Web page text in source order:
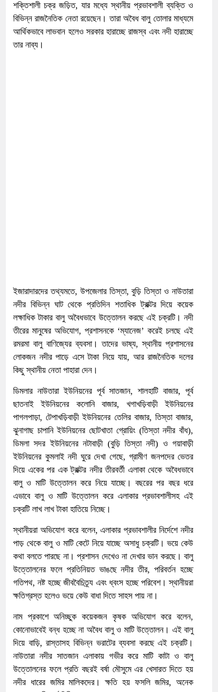
শক্তিশালী চক্র জড়িত, যার মধ্যে স্থানীয় প্রভাবশালী ব্যক্তি ও
বিভিন্ন রাজনৈতিক নেতা রয়েছেন। তারা অবৈধ বালু তোলার মাধ্যমে
আর্থিকভাবে লাভবান হলেও সরকার হারাচ্ছে রাজস্ব এবং নদী হারাচ্ছে
তার নাব্য।
ইজারাদারদের তথ্যমতে, উপজেলার তিস্তা, বুড়ি তিস্তা ও নাউতারা
নদীর বিভিন্ন ঘাট থেকে প্রতিদিন শতাধিক ট্রাক্টর দিয়ে কয়েক
লক্ষাধিক টাকার বালু অবৈধভাবে উত্তোলন করছে এই চক্রটি। নদী
তীরের মানুষের অভিযোগ, প্রশাসনকে ‘ম্যানেজ’ করেই চলছে এই
রমরমা বালু বাণিজ্যের ব্যবসা। তাদের ভাষ্য, স্থানীয় প্রশাসনের
লোকজন নদীর পাড়ে এসে টাকা নিয়ে যায়, আর রাজনৈতিক দলের
কিছু স্থানীয় নেতা পাহারা দেন।
ডিমলার নাউতারা ইউনিয়নের পূর্ব সাতজান, শালহাটি বাজার, পূর্ব
ছাতনাই ইউনিয়নের কলোনি বাজার, খগাখড়িবাড়ী ইউনিয়নের
পাগলপাড়া, টেপাখড়িবাড়ী ইউনিয়নের তেলির বাজার, তিস্তা বাজার,
ঝুনাগাছ চাপানি ইউনিয়নের ছোটখাতা গ্রোয়িং (তিস্তা নদীর বাঁধ),
ডিমলা সদর ইউনিয়নের নটাবাড়ী (বুড়ি তিস্তা নদী) ও গয়াবাড়ী
ইউনিয়নের কুমলাই নদী ঘুরে দেখা গেছে, গ্রামীণ জনপদের ভেতর
দিয়ে একের পর এক ট্রাক্টর নদীর তীরবর্তী এলাকা থেকে অবৈধভাবে
বালু ও মাটি উত্তোলন করে নিয়ে যাচ্ছে। বছরের পর বছর ধরে
এভাবে বালু ও মাটি উত্তোলন করে এলাকার প্রভাবশালীসহ এই
চক্রটি লাখ লাখ টাকা হাতিয়ে নিচ্ছে।
স্থানীয়রা অভিযোগ করে বলেন, এলাকার প্রভাবশালীর নির্দেশে নদীর
পাড় থেকে বালু ও মাটি কেটে নিয়ে যাচ্ছে অসাধু চক্রটি। ভয়ে কেউ
কথা বলতে পারছে না। প্রশাসন দেখেও না দেখার ভান করছে। বালু
উত্তোলনের ফলে প্রতিনিয়ত ভাঙছে নদীর তীর, পরিবর্তন হচ্ছে
গতিপথ, নষ্ট হচ্ছে জীববৈচিত্র্য এবং ধ্বংস হচ্ছে পরিবেশ। স্থানীয়রা
ক্ষতিগ্রস্ত হলেও ভয়ে কেউ বাধা দিতে সাহস পায় না।
নাম প্রকাশে অনিচ্ছুক কয়েকজন কৃষক অভিযোগ করে বলেন,
কোনোভাবেই বন্ধ হচ্ছে না অবৈধ বালু ও মাটি উত্তোলন। এই বালু
দিয়ে বাড়ি, রাস্তাসহ বিভিন্ন ভরাটের ব্যবসা করছে এই চক্রটি।
নাউতারা নদীর সাতজান এলাকায় গভীর করে মাটি কাটা ও বালু
উত্তোলনের ফলে প্রতি বছরই বর্ষা মৌসুমে এর খেসারত দিতে হয়
নদীর ধারের জমির মালিকদের। ক্ষতি হয় ফসলি জমির, অনেক